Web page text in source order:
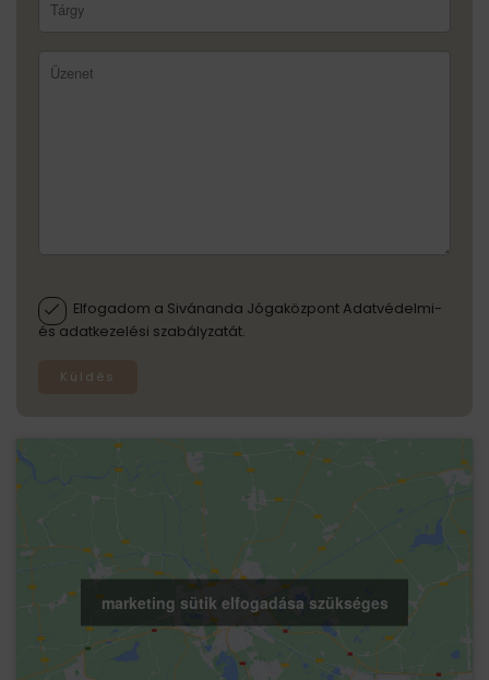
Elfogadom a Sivánanda Jógaközpont Adatvédelmi-
és adatkezelési szabályzatát.
Küldés
marketing sütik elfogadása szükséges